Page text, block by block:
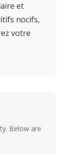
et
nocifs,
votre
Below are